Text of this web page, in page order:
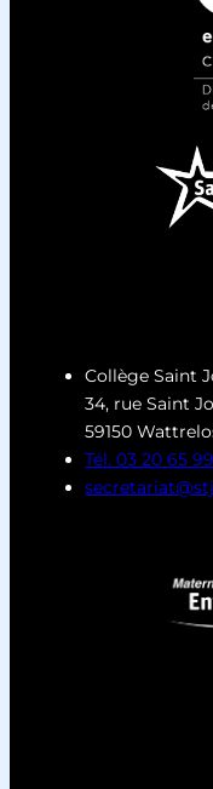
Collège Saint
34, rue Saint
59150
Tél. 03 20 65